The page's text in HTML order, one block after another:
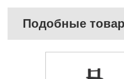
Подобные